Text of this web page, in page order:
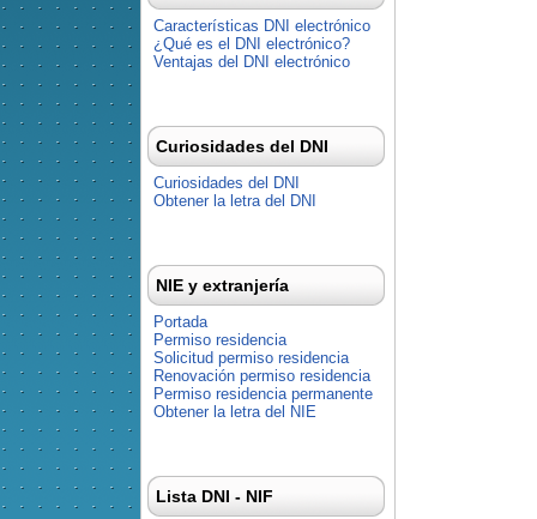
Características DNI electrónico
¿Qué es el DNI electrónico?
Ventajas del DNI electrónico
Curiosidades del DNI
Curiosidades del DNI
Obtener la letra del DNI
NIE y extranjería
Portada
Permiso residencia
Solicitud permiso residencia
Renovación permiso residencia
Permiso residencia permanente
Obtener la letra del NIE
Lista DNI - NIF